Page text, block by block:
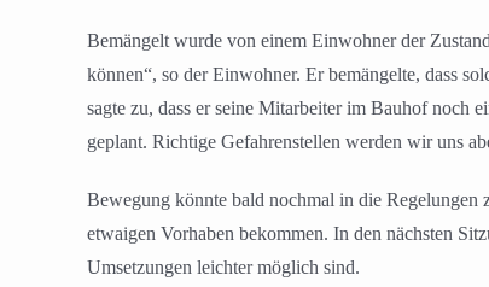
Bemängelt wurde von einem Einwohner der
können“, so der Einwohner. Er bemängelte, dass
sagte zu, dass er seine Mitarbeiter im Bauhof noch
geplant. Richtige Gefahrenstellen werden wir uns
Bewegung könnte bald nochmal in die Regelungen
etwaigen Vorhaben bekommen. In den nächsten
Umsetzungen leichter möglich sind.